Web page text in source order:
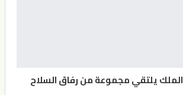
الملك يلتقي مجموعة من رفاق السلاح